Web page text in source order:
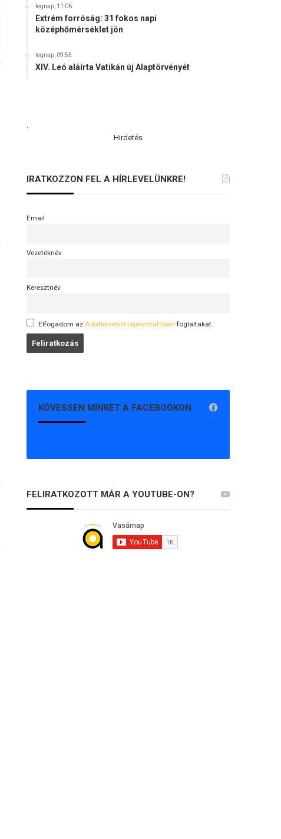
tegnap, 11:06
Extrém forróság: 31 fokos napi
középhőmérséklet jön
tegnap, 09:55
XIV. Leó aláírta Vatikán új Alaptörvényét
.
Hirdetés
IRATKOZZON FEL A HÍRLEVELÜNKRE!
Email
Vezetéknév
Keresztnév
Elfogadom az Adatkezelési tájékoztatóban foglaltakat.
KÖVESSEN MINKET A FACEBOOKON
FELIRATKOZOTT MÁR A YOUTUBE-ON?